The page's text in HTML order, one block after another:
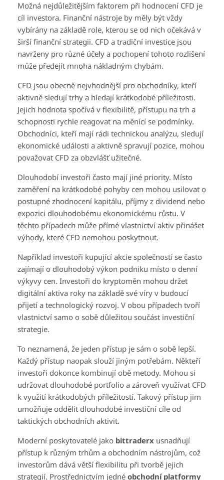
Možná nejdůležitějším faktorem při hodnocení CFD je
cíl investora. Finanční nástroje by měly být vždy
vybírány na základě role, kterou se od nich očekává v
širší finanční strategii. CFD a tradiční investice jsou
navrženy pro různé účely a pochopení tohoto rozlišení
může předejít mnoha nákladným chybám.
CFD jsou obecně nejvhodnější pro obchodníky, kteří
aktivně sledují trhy a hledají krátkodobé příležitosti.
Jejich hodnota spočívá v flexibilitě, přístupu na trh a
schopnosti rychle reagovat na měnící se podmínky.
Obchodníci, kteří mají rádi technickou analýzu, sledují
ekonomické události a aktivně spravují pozice, mohou
považovat CFD za obzvlášť užitečné.
Dlouhodobí investoři často mají jiné priority. Místo
zaměření na krátkodobé pohyby cen mohou usilovat o
postupné zhodnocení kapitálu, příjmy z dividend nebo
expozici dlouhodobému ekonomickému růstu. V
těchto případech může přímé vlastnictví aktiv přinášet
výhody, které CFD nemohou poskytnout.
Například investoři kupující akcie společností se často
zajímají o dlouhodobý výkon podniku místo o denní
výkyvy cen. Investoři do kryptoměn mohou držet
digitální aktiva roky na základě své víry v budoucí
přijetí a technologický rozvoj. V obou případech tvoří
vlastnictví samo o sobě důležitou součást investiční
strategie.
To neznamená, že jeden přístup je sám o sobě lepší.
Každý přístup naopak slouží jiným potřebám. Někteří
investoři dokonce kombinují obě metody. Mohou si
udržovat dlouhodobé portfolio a zároveň využívat CFD
k využití krátkodobých příležitostí. Takový přístup jim
umožňuje oddělit dlouhodobé investiční cíle od
taktických obchodních aktivit.
Moderní poskytovatelé jako bittraderx usnadňují
přístup k různým trhům a obchodním nástrojům, což
investorům dává větší flexibilitu při tvorbě jejich
strategií. Prostřednictvím jedné obchodní platformy